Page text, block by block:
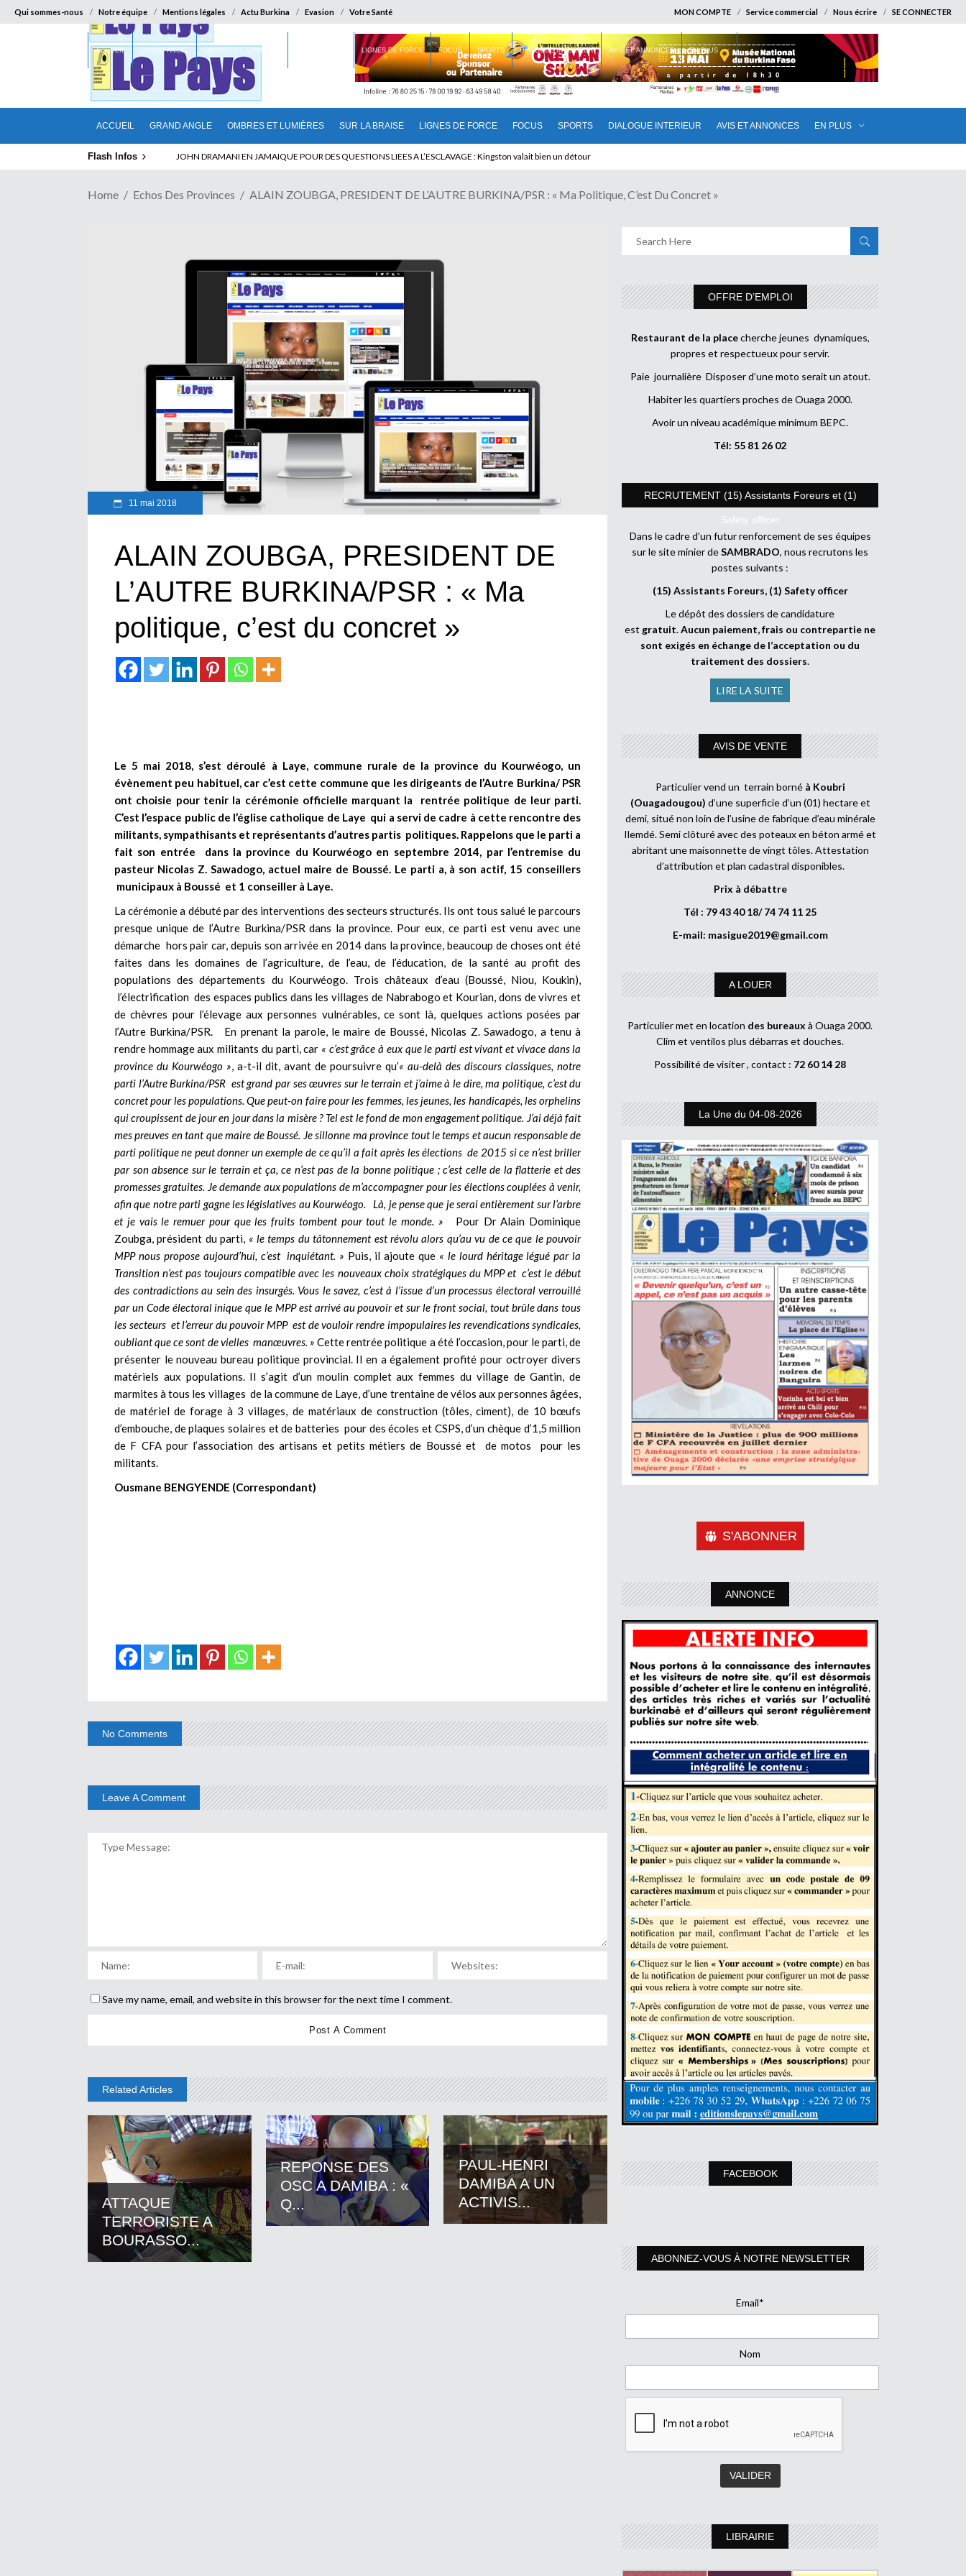
Qui sommes-nous Notre équipe Mentions légales Actu Burkina Evasion Votre Santé MON COMPTE Service commercial Nous écrire SE CONNECTER
ACCUEIL GRAND ANGLE OMBRES ET LUMIÈRES SUR LA BRAISE LIGNES DE FORCE FOCUS SPORTS DIALOGUE INTERIEUR AVIS ET ANNONCES EN PLUS
ACCUEIL GRAND ANGLE OMBRES ET LUMIÈRES LIGNES DE FORCE FOCUS SPORTS DIALOGUE INTERIEUR AVIS ET ANNONCES EN PLUS
Flash Infos ELECTION DE TALON A LA TETE DU SENAT BENINOIS : Quand Patrice quitte le pouvoir sans partir !
Home Echos Des Provinces ALAIN ZOUBGA, PRESIDENT DE L’AUTRE BURKINA/PSR : « Ma Politique, C’est Du Concret »
11 mai 2018
ALAIN ZOUBGA, PRESIDENT DE
L’AUTRE BURKINA/PSR : « Ma
politique, c’est du concret »
Le 5 mai 2018, s’est déroulé à Laye, commune rurale de la province du Kourwéogo, un
évènement peu habituel, car c’est cette commune que les dirigeants de l’Autre Burkina/ PSR
ont choisie pour tenir la cérémonie officielle marquant la rentrée politique de leur parti.
C’est l’espace public de l’église catholique de Laye qui a servi de cadre à cette rencontre des
militants, sympathisants et représentants d’autres partis politiques. Rappelons que le parti a
fait son entrée dans la province du Kourwéogo en septembre 2014, par l’entremise du
pasteur Nicolas Z. Sawadogo, actuel maire de Boussé. Le parti a, à son actif, 15 conseillers
municipaux à Boussé et 1 conseiller à Laye.
La cérémonie a débuté par des interventions des secteurs structurés. Ils ont tous salué le parcours
presque unique de l’Autre Burkina/PSR dans la province. Pour eux, ce parti est venu avec une
démarche hors pair car, depuis son arrivée en 2014 dans la province, beaucoup de choses ont été
faites dans les domaines de l’agriculture, de l’eau, de l’éducation, de la santé au profit des
populations des départements du Kourwéogo. Trois châteaux d’eau (Boussé, Niou, Koukin),
l’électrification des espaces publics dans les villages de Nabrabogo et Kourian, dons de vivres et
de chèvres pour l’élevage aux personnes vulnérables, ce sont là, quelques actions posées par
l’Autre Burkina/PSR. En prenant la parole, le maire de Boussé, Nicolas Z. Sawadogo, a tenu à
rendre hommage aux militants du parti, car « c’est grâce à eux que le parti est vivant et vivace dans la
province du Kourwéogo » , a-t-il dit, avant de poursuivre qu’« au-delà des discours classiques, notre
parti l’Autre Burkina/PSR est grand par ses œuvres sur le terrain et j’aime à le dire, ma politique, c’est du
concret pour les populations. Que peut-on faire pour les femmes, les jeunes, les handicapés, les orphelins
qui croupissent de jour en jour dans la misère ? Tel est le fond de mon engagement politique. J’ai déjà fait
mes preuves en tant que maire de Boussé. Je sillonne ma province tout le temps et aucun responsable de
parti politique ne peut donner un exemple de ce qu’il a fait après les élections de 2015 si ce n’est briller
par son absence sur le terrain et ça, ce n’est pas de la bonne politique ; c’est celle de la flatterie et des
promesses gratuites. Je demande aux populations de m’accompagner pour les élections couplées à venir,
afin que notre parti gagne les législatives au Kourwéogo. Là, je pense que je serai entièrement sur l’arbre
et je vais le remuer pour que les fruits tombent pour tout le monde. »
Pour Dr Alain Dominique
Zoubga, président du parti, « le temps du tâtonnement est révolu alors qu’au vu de ce que le pouvoir
MPP nous propose aujourd’hui, c’est inquiétant. » Puis, il ajoute que « le lourd héritage légué par la
Transition n’est pas toujours compatible avec les nouveaux choix stratégiques du MPP et c’est le début
des contradictions au sein des insurgés. Vous le savez, c’est à l’issue d’un processus électoral verrouillé
par un Code électoral inique que le MPP est arrivé au pouvoir et sur le front social, tout brûle dans tous
les secteurs et l’erreur du pouvoir MPP est de vouloir rendre impopulaires les revendications syndicales,
oubliant que ce sont de vielles manœuvres. »Cette rentrée politique a été l’occasion, pour le parti, de
présenter le nouveau bureau politique provincial. Il en a également profité pour octroyer divers
matériels aux populations. Il s’agit d’un moulin complet aux femmes du village de Gantin, de
marmites à tous les villages de la commune de Laye, d’une trentaine de vélos aux personnes âgées,
de matériel de forage à 3 villages, de matériaux de construction (tôles, ciment), de 10 bœufs
d’embouche, de plaques solaires et de batteries pour des écoles et CSPS, d’un chèque d’1,5 million
de F CFA pour l’association des artisans et petits métiers de Boussé et de motos pour les
militants.
Ousmane BENGYENDE (Correspondant)
No Comments
Leave A Comment
Save my name, email, and website in this browser for the next time I comment.
Related Articles
ATTAQUE
TERRORISTE A
BOURASSO...
REPONSE DES
OSC A DAMIBA : «
Q...
PAUL-HENRI
DAMIBA A UN
ACTIVIS...
OFFRE D’EMPLOI
Restaurant de la placecherche jeunes dynamiques,
propres et respectueux pour servir.
Paie journalière Disposer d’une moto serait un atout.
Habiter les quartiers proches de Ouaga 2000.
Avoir un niveau académique minimum BEPC.
Tél: 55 81 26 02
RECRUTEMENT (15) Assistants Foreurs et (1)
Safety officer
Dans le cadre d’un futur renforcement de ses équipes
sur le site minier deSAMBRADO, nous recrutons les
postes suivants :
(15) Assistants Foreurs, (1) Safety officer
Le dépôt des dossiers de candidature
est gratuit.Aucun paiement, frais ou contrepartie ne
sont exigés en échange de l’acceptation ou du
traitement des dossiers.
LIRE LA SUITE
AVIS DE VENTE
Particulier vend un terrain borné à Koubri
(Ouagadougou) d’une superficie d’un (01) hectare et
demi, situé non loin de l’usine de fabrique d’eau minérale
Ilemdé. Semi clôturé avec des poteaux en béton armé et
abritant une maisonnette de vingt tôles. Attestation
d’attribution et plan cadastral disponibles.
Prix à débattre
Tél : 79 43 40 18/ 74 74 11 25
E-mail: masigue2019@gmail.com
A LOUER
Particulier met en location des bureaux à Ouaga 2000.
Clim et ventilos plus débarras et douches.
Possibilité de visiter , contact : 72 60 14 28
La Une du 04-08-2026
S'ABONNER
ANNONCE
FACEBOOK
ABONNEZ-VOUS À NOTRE NEWSLETTER
Email*
Nom
LIBRAIRIE